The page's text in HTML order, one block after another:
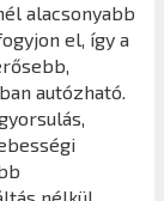
alacsonyabb
el, így a
autózható.